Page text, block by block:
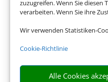
zuzugreifen. Wenn Sie
verarbeiten. Wenn Sie ihre
Wir verwenden Statistiken-
Cookie-Richtlinie
Alle Cookies